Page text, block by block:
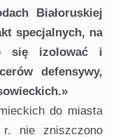
Białoruskiej
specjalnych, na
się izolować i
defensywy,
do miasta
nie zniszczono